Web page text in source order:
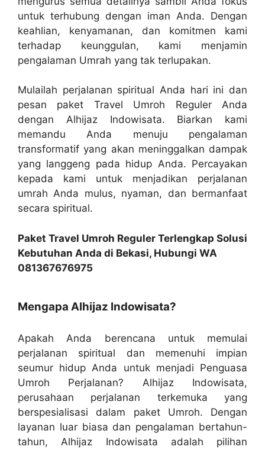
untuk terhubung dengan iman Anda. Dengan
keahlian, kenyamanan, dan komitmen kami
terhadap keunggulan, kami menjamin
pengalaman Umrah yang tak terlupakan.
Mulailah perjalanan spiritual Anda hari ini dan
pesan paket Travel Umroh Reguler Anda
dengan Alhijaz Indowisata. Biarkan kami
memandu Anda menuju pengalaman
transformatif yang akan meninggalkan dampak
yang langgeng pada hidup Anda. Percayakan
kepada kami untuk menjadikan perjalanan
umrah Anda mulus, nyaman, dan bermanfaat
secara spiritual.
Paket Travel Umroh Reguler Terlengkap Solusi
Kebutuhan Anda di Bekasi, Hubungi WA
081367676975
Mengapa Alhijaz Indowisata?
Apakah Anda berencana untuk memulai
perjalanan spiritual dan memenuhi impian
seumur hidup Anda untuk menjadi Penguasa
Umroh Perjalanan? Alhijaz Indowisata,
perusahaan perjalanan terkemuka yang
berspesialisasi dalam paket Umroh. Dengan
layanan luar biasa dan pengalaman bertahun-
tahun, Alhijaz Indowisata adalah pilihan